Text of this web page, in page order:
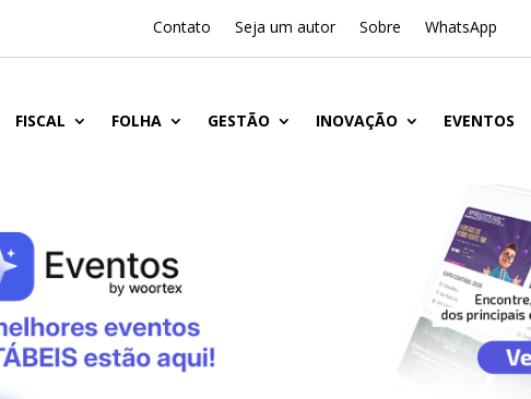
Contato Seja um autor Sobre WhatsApp
FISCAL FOLHA GESTÃO INOVAÇÃO EVENTOS